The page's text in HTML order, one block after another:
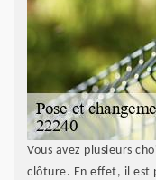
Vous avez plusieurs
clôture. En effet, il est